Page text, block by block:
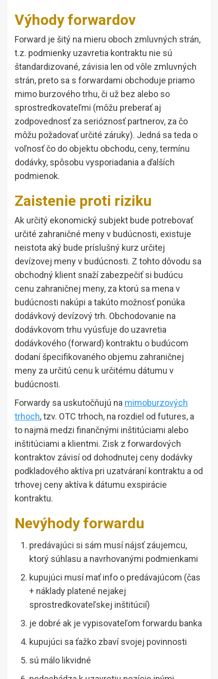
Výhody forwardov
Forward je šitý na mieru oboch zmluvných strán,
t.z. podmienky uzavretia kontraktu nie sú
štandardizované, závisia len od vôle zmluvných
strán, preto sa s forwardami obchoduje priamo
mimo burzového trhu, či už bez alebo so
sprostredkovateľmi (môžu preberať aj
zodpovednosť za serióznosť partnerov, za čo
môžu požadovať určité záruky). Jedná sa teda o
voľnosť čo do objektu obchodu, ceny, termínu
dodávky, spôsobu vysporiadania a ďalších
podmienok.
Zaistenie proti riziku
Ak určitý ekonomický subjekt bude potrebovať
určité zahraničné meny v budúcnosti, existuje
neistota aký bude príslušný kurz určitej
devízovej meny v budúcnosti. Z tohto dôvodu sa
obchodný klient snaží zabezpečiť si budúcu
cenu zahraničnej meny, za ktorú sa mena v
budúcnosti nakúpi a takúto možnosť ponúka
dodávkový devízový trh. Obchodovanie na
dodávkovom trhu vyúsťuje do uzavretia
dodávkového (forward) kontraktu o budúcom
dodaní špecifikovaného objemu zahraničnej
meny za určitú cenu k určitému dátumu v
budúcnosti.
Forwardy sa uskutočňujú na mimoburzových
trhoch, tzv. OTC trhoch, na rozdiel od futures, a
to najmä medzi finančnými inštitúciami alebo
inštitúciami a klientmi. Zisk z forwardových
kontraktov závisí od dohodnutej ceny dodávky
podkladového aktíva pri uzatváraní kontraktu a od
trhovej ceny aktíva k dátumu exspirácie
kontraktu.
Nevýhody forwardu
predávajúci si sám musí nájsť záujemcu,
ktorý súhlasu a navrhovanými podmienkami
kupujúci musí mať info o predávajúcom (čas
+ náklady platené nejakej
sprostredkovateľskej inštitúcií)
je dobré ak je vypisovateľom forwardu banka
kupujúci sa ťažko zbaví svojej povinnosti
sú málo likvidné